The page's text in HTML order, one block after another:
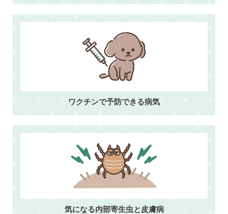
ワクチンで予防できる病気
気になる内部寄生虫と皮膚病